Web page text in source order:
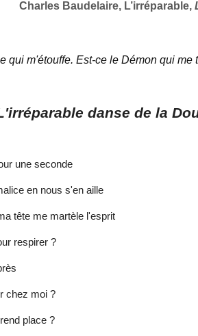
Charles Baudelaire, L’irréparable,
qui m'étouffe. Est-ce le Démon qui me
danse de la
une seconde
en nous s'en aille
tête me martèle l'esprit
respirer ?
chez moi ?
place ?